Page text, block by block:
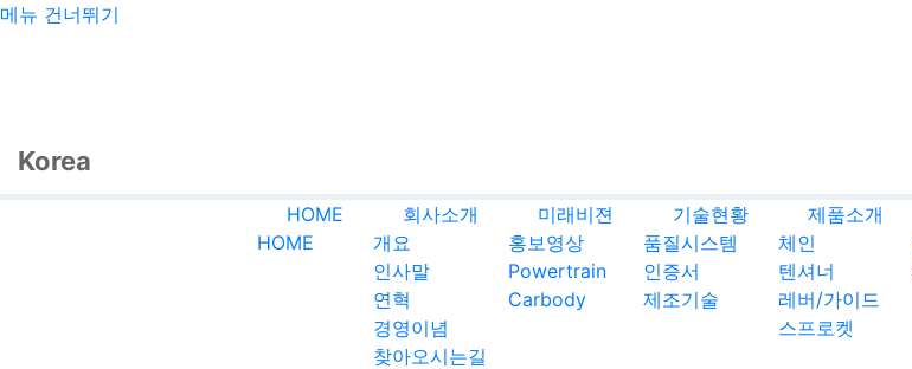
메뉴 건너뛰기
Korea
HOME
HOME
회사소개
개요
인사말
연혁
경영이념
찾아오시는길
미래비젼
홍보영상
Powertrain
Carbody
기술현황
품질시스템
인증서
제조기술
제품소개
체인
텐셔너
레버/가이드
스프로켓